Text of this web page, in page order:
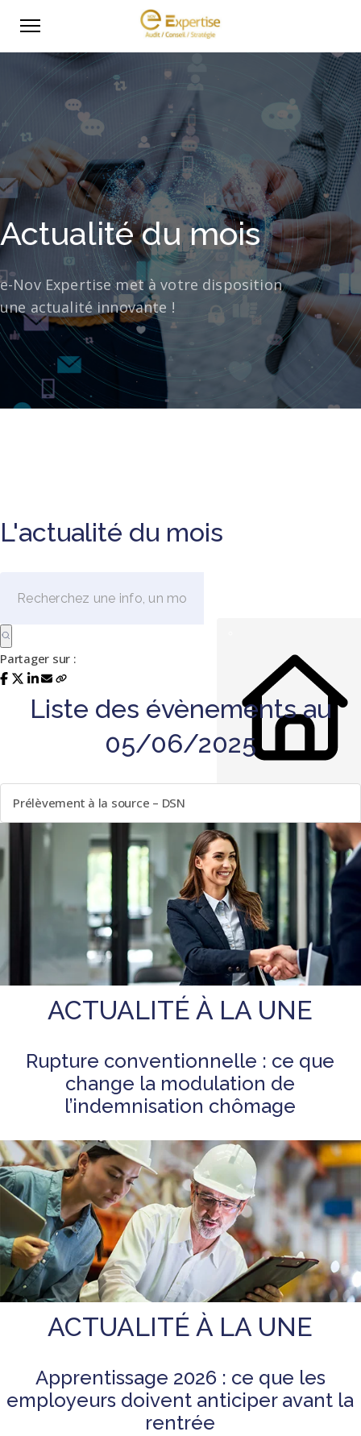
Actualité du mois
e-Nov Expertise met à votre disposition
une actualité innovante !
L'actualité du mois
Partager sur :
Liste des évènements au
05/06/2025
Prélèvement à la source – DSN
ACTUALITÉ À LA UNE
Rupture conventionnelle : ce que
change la modulation de
l’indemnisation chômage
ACTUALITÉ À LA UNE
Apprentissage 2026 : ce que les
employeurs doivent anticiper avant la
rentrée